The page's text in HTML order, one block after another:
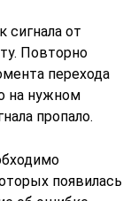
сигнала от
Повторно
перехода
на нужном
пропало.
появилась